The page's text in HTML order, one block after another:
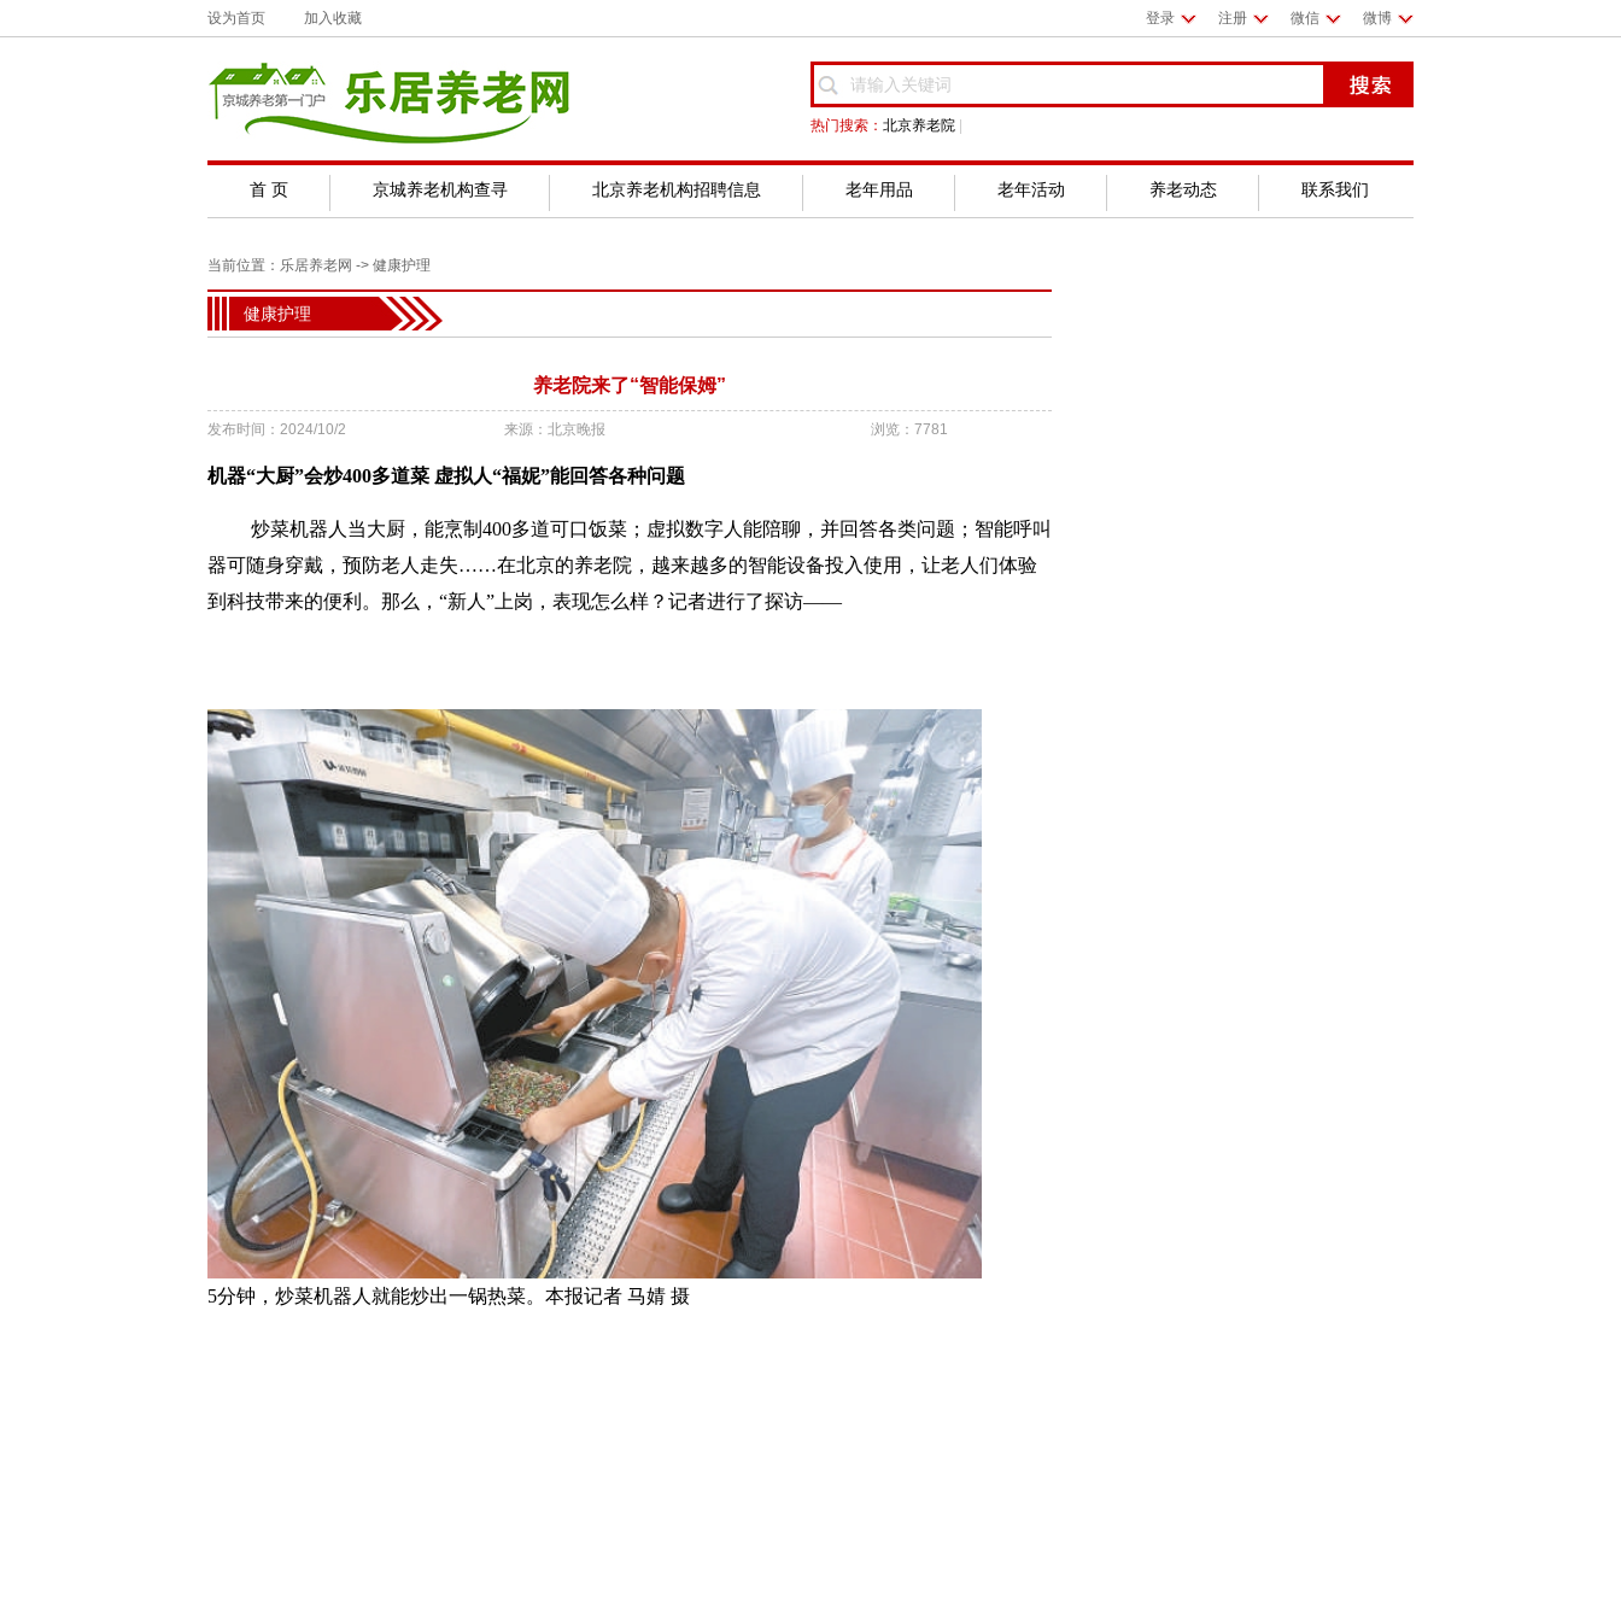
设为首页 加入收藏 微博
微信
注册
登录
热门搜索： 北京养老院
首 页 京城养老机构查寻 北京养老机构招聘信息 老年用品 老年活动 养老动态 联系我们
当前位置： 乐居养老网 -> 健康护理
健康护理
养老院来了“智能保姆”
发布时间：2024/10/2 来源：北京晚报 浏览：7781
机器“大厨”会炒400多道菜 虚拟人“福妮”能回答各种问题
炒菜机器人当大厨，能烹制400多道可口饭菜；虚拟数字人能陪聊，并回答各类问题；智能呼叫
器可随身穿戴，预防老人走失……在北京的养老院，越来越多的智能设备投入使用，让老人们体验
到科技带来的便利。那么，“新人”上岗，表现怎么样？记者进行了探访——
5分钟，炒菜机器人就能炒出一锅热菜。本报记者 马婧 摄